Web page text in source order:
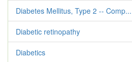
Diabetes Mellitus, Type 2 -- Comp...
Diabetic retinopathy
Diabetics